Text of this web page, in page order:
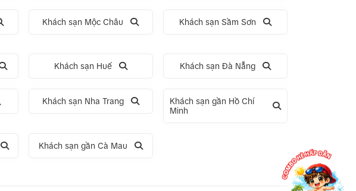
Khách sạn Mộc Châu Khách sạn Sầm Sơn
Khách sạn Huế Khách sạn Đà Nẵng
Khách sạn Nha Trang
Khách sạn gần Hồ Chí
Minh
Khách sạn gần Cà Mau